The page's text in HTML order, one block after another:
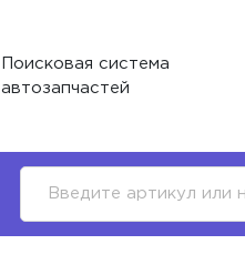
Поисковая система
автозапчастей